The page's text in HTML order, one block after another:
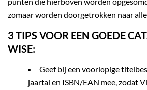
zomaar worden doorgetrokken naar
3 TIPS VOOR EEN GOEDE
WISE:
Geef bij een voorlopige
jaartal en ISBN/EAN mee, zodat